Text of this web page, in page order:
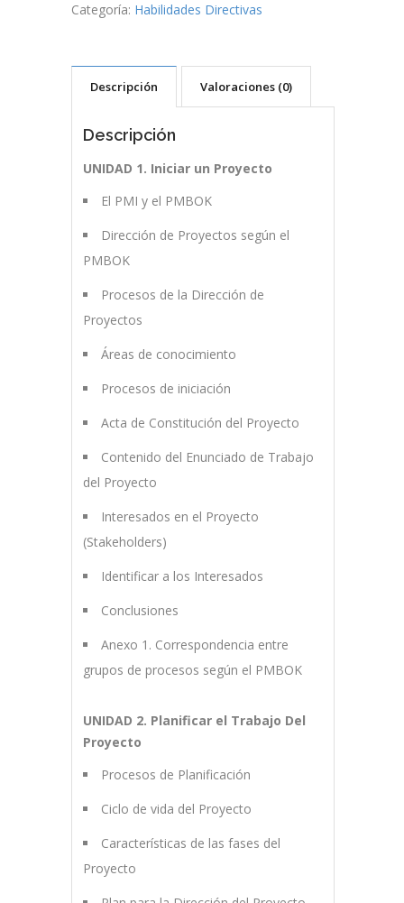
Categoría: Habilidades Directivas
Descripción Valoraciones (0)
Descripción
UNIDAD 1. Iniciar un Proyecto
El PMI y el PMBOK
Dirección de Proyectos según el
PMBOK
Procesos de la Dirección de
Proyectos
Áreas de conocimiento
Procesos de iniciación
Acta de Constitución del Proyecto
Contenido del Enunciado de Trabajo
del Proyecto
Interesados en el Proyecto
(Stakeholders)
Identificar a los Interesados
Conclusiones
Anexo 1. Correspondencia entre
grupos de procesos según el PMBOK
UNIDAD 2. Planificar el Trabajo Del
Proyecto
Procesos de Planificación
Ciclo de vida del Proyecto
Características de las fases del
Proyecto